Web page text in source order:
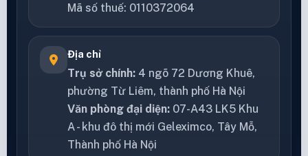
Mã số thuế: 0110372064
Địa chỉ
Trụ sở chính: 4 ngõ 72 Dương Khuê,
phường Từ Liêm, thành phố Hà Nội
Văn phòng đại diện: 07-A43 LK5 Khu
A - khu đô thị mới Geleximco, Tây Mỗ,
Thành phố Hà Nội